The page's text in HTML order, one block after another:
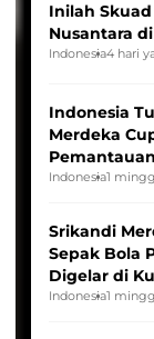
Inilah
Nusantara
Indonesia4 hari
Indonesia
Merdeka
League
Indonesia1
Srikandi
Sepak Bola
Digelar di
Indonesia1